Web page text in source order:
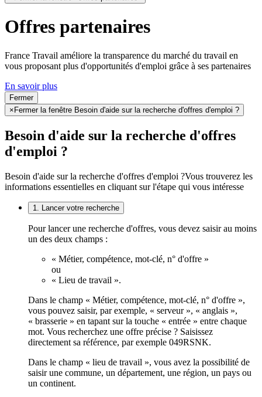
Offres partenaires
France Travail améliore la transparence du marché du travail en
vous proposant plus d'opportunités d'emploi grâce à ses partenaires
En savoir plus
Fermer
×Fermer la fenêtre Besoin d'aide sur la recherche d'offres d'emploi ?
Besoin d'aide sur la recherche d'offres
d'emploi ?
Besoin d'aide sur la recherche d'offres d'emploi ?Vous trouverez les
informations essentielles en cliquant sur l'étape qui vous intéresse
1. Lancer votre recherche
Pour lancer une recherche d'offres, vous devez saisir au moins
un des deux champs :
« Métier, compétence, mot-clé, n° d'offre »
ou
« Lieu de travail ».
Dans le champ « Métier, compétence, mot-clé, n° d'offre »,
vous pouvez saisir, par exemple, « serveur », « anglais »,
« brasserie » en tapant sur la touche « entrée » entre chaque
mot. Vous recherchez une offre précise ? Saisissez
directement sa référence, par exemple 049RSNK.
Dans le champ « lieu de travail », vous avez la possibilité de
saisir une commune, un département, une région, un pays ou
un continent.